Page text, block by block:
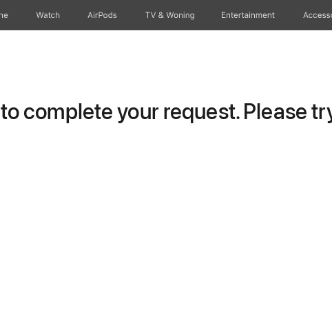
Watch AirPods TV & Woning Entertainment
complete your request. Please